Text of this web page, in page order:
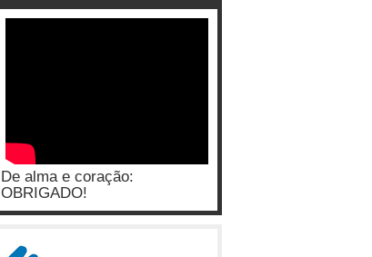
De alma e coração:
OBRIGADO!